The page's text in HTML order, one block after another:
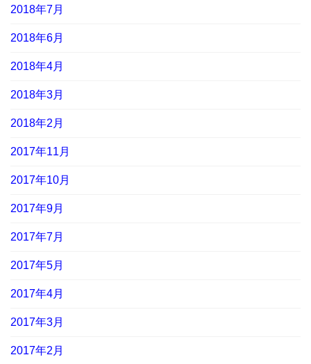
2018年7月
2018年6月
2018年4月
2018年3月
2018年2月
2017年11月
2017年10月
2017年9月
2017年7月
2017年5月
2017年4月
2017年3月
2017年2月